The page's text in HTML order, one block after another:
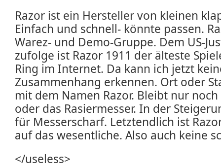
Razor ist ein Hersteller von kleinen
Einfach und schnell- könnte passen.
Warez- und Demo-Gruppe. Dem US-
zufolge ist Razor 1911 der älteste
Ring im Internet. Da kann ich jetzt
Zusammenhang erkennen. Ort oder
mit dem Namen Razor. Bleibt nur
oder das Rasiermesser. In der
für Messerscharf. Letztendlich ist
auf das wesentliche. Also auch keine
</useless>